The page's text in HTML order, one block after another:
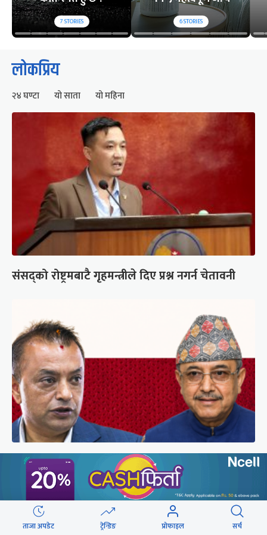
7STORIES 6STORIES
लोकप्रिय
२४ घण्टा यो साता यो महिना
संसद्को रोष्ट्रमबाटै गृहमन्त्रीले दिए प्रश्न नगर्न चेतावनी
कांग्रेसको आधिकारिकता विवादमा सर्वोच्चले सुरुदेखि
सुनुवाइ गर्ने
ताजा अपडेट ट्रेन्डिङ प्रोफाइल सर्च